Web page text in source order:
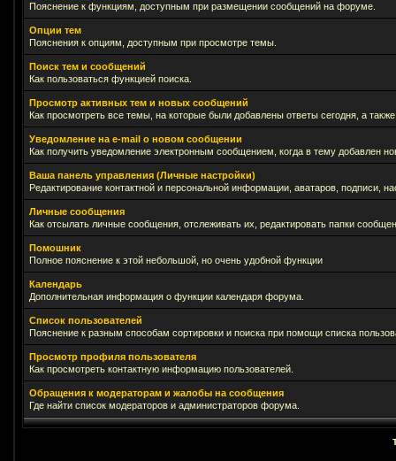
Пояснение к функциям, доступным при размещении сообщений на форуме.
Опции тем
Пояснения к опциям, доступным при просмотре темы.
Поиск тем и сообщений
Как пользоваться функцией поиска.
Просмотр активных тем и новых сообщений
Как просмотреть все темы, на которые были добавлены ответы сегодня, а
Уведомление на е-mail о новом сообщении
Как получить уведомление электронным сообщением, когда в тему добавлен
Ваша панель управления (Личные настройки)
Редактирование контактной и персональной информации, аватаров, подписи,
Личные сообщения
Как отсылать личные сообщения, отслеживать их, редактировать папки
Помошник
Полное пояснение к этой небольшой, но очень удобной функции
Календарь
Дополнительная информация о функции календаря форума.
Список пользователей
Пояснение к разным способам сортировки и поиска при помощи списка
Просмотр профиля пользователя
Как просмотреть контактную информацию пользователей.
Обращения к модераторам и жалобы на сообщения
Где найти список модераторов и администраторов форума.